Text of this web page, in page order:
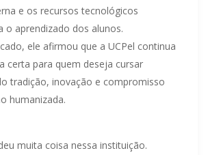
e os recursos tecnológicos
o aprendizado dos alunos.
ele afirmou que a UCPel continua
certa para quem deseja cursar
tradição, inovação e compromisso
humanizada.
muita coisa nessa instituição.